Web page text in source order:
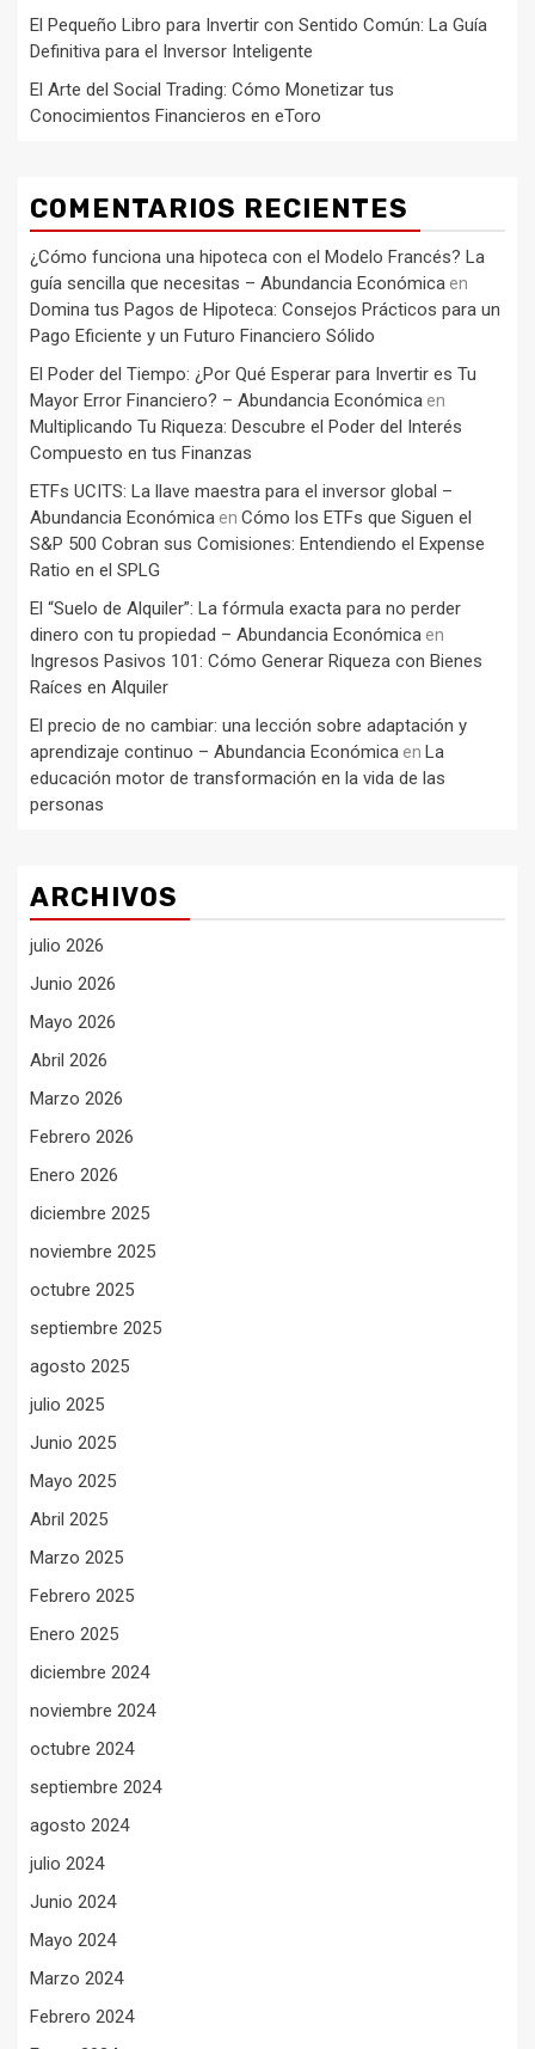
El Pequeño Libro para Invertir con Sentido Común: La Guía
Definitiva para el Inversor Inteligente
El Arte del Social Trading: Cómo Monetizar tus
Conocimientos Financieros en eToro
COMENTARIOS RECIENTES
¿Cómo funciona una hipoteca con el Modelo Francés? La
guía sencilla que necesitas – Abundancia Económica en
Domina tus Pagos de Hipoteca: Consejos Prácticos para un
Pago Eficiente y un Futuro Financiero Sólido
El Poder del Tiempo: ¿Por Qué Esperar para Invertir es Tu
Mayor Error Financiero? – Abundancia Económica en
Multiplicando Tu Riqueza: Descubre el Poder del Interés
Compuesto en tus Finanzas
ETFs UCITS: La llave maestra para el inversor global –
Abundancia Económica en Cómo los ETFs que Siguen el
S&P 500 Cobran sus Comisiones: Entendiendo el Expense
Ratio en el SPLG
El “Suelo de Alquiler”: La fórmula exacta para no perder
dinero con tu propiedad – Abundancia Económica en
Ingresos Pasivos 101: Cómo Generar Riqueza con Bienes
Raíces en Alquiler
El precio de no cambiar: una lección sobre adaptación y
aprendizaje continuo – Abundancia Económica en La
educación motor de transformación en la vida de las
personas
ARCHIVOS
julio 2026
Junio 2026
Mayo 2026
Abril 2026
Marzo 2026
Febrero 2026
Enero 2026
diciembre 2025
noviembre 2025
octubre 2025
septiembre 2025
agosto 2025
julio 2025
Junio 2025
Mayo 2025
Abril 2025
Marzo 2025
Febrero 2025
Enero 2025
diciembre 2024
noviembre 2024
octubre 2024
septiembre 2024
agosto 2024
julio 2024
Junio 2024
Mayo 2024
Marzo 2024
Febrero 2024